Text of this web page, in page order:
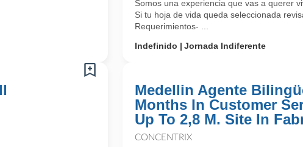
Somos una experiencia que vas a querer
Si tu hoja de vida queda seleccionada
Requerimientos- ...
Indefinido
Jornada Indiferente
Medellin Agente
Months In Customer
Up To 2,8 M. Site In
CONCENTRIX